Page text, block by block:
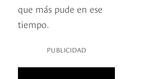
que más pude en ese
tiempo.
PUBLICIDAD